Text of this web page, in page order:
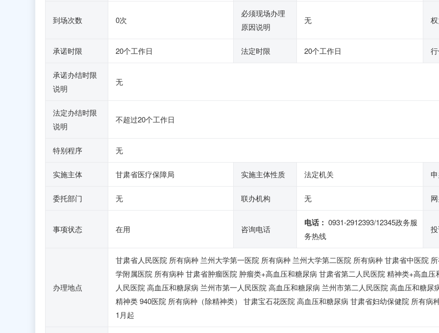
到场次数 0次
必须现场办理
原因说明
无
承诺时限 20个工作日 法定时限 20个工作日
承诺办结时限
说明
无
法定办结时限
说明
不超过20个工作日
特别程序 无
实施主体 甘肃省医疗保障局 实施主体性质 法定机关
委托部门 无 联办机构 无
事项状态 在用 咨询电话
电话： 0931-2912393/12345政务服
务热线
办理地点
甘肃省人民医院 所有病种 兰州大学第一医院 所有病种 兰州大学第二医院 所有病种 甘肃省中医院
学附属医院 所有病种 甘肃省肿瘤医院 肿瘤类+高血压和糖尿病 甘肃省第二人民医院 精神类+高血压
人民医院 高血压和糖尿病 兰州市第一人民医院 高血压和糖尿病 兰州市第二人民医院 高血压和糖尿
精神类 940医院 所有病种（除精神类） 甘肃宝石花医院 高血压和糖尿病 甘肃省妇幼保健院 所有病
1月起